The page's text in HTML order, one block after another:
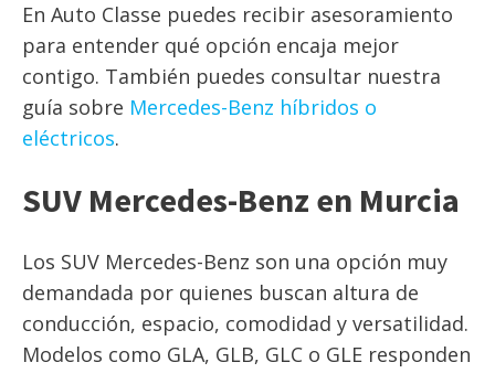
En Auto Classe puedes recibir asesoramiento
para entender qué opción encaja mejor
contigo. También puedes consultar nuestra
guía sobre Mercedes-Benz híbridos o
eléctricos.
SUV Mercedes-Benz en Murcia
Los SUV Mercedes-Benz son una opción muy
demandada por quienes buscan altura de
conducción, espacio, comodidad y versatilidad.
Modelos como GLA, GLB, GLC o GLE responden